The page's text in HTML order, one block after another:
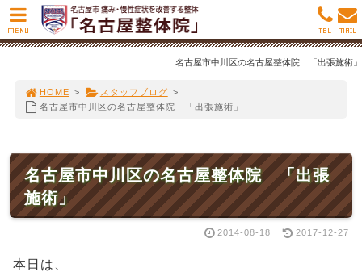
名古屋市中川区の名古屋整体院 「出張施術」
HOME > スタッフブログ >
名古屋市中川区の名古屋整体院 「出張施術」
名古屋市中川区の名古屋整体院 「出張
施術」
2014-08-18 2017-12-27
本日は、
MENU MAIL
TEL